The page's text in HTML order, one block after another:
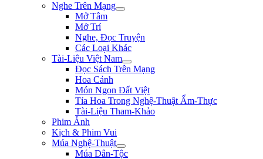
Nghe Trên Mạng
Mở Tâm
Mở Trí
Nghe, Đọc Truyện
Các Loại Khác
Tài-Liệu Việt Nam
Đọc Sách Trên Mạng
Hoa Cảnh
Món Ngon Đất Việt
Tỉa Hoa Trong Nghệ-Thuật Ẩm-Thực
Tài-Liệu Tham-Khảo
Phim Ảnh
Kịch & Phim Vui
Múa Nghệ-Thuật
Múa Dân-Tộc